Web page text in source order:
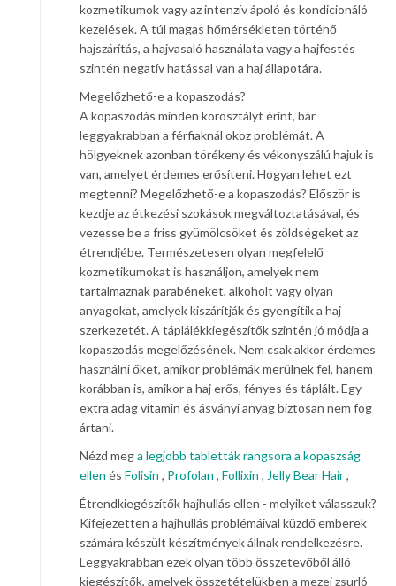
kozmetikumok vagy az intenzív ápoló és kondicionáló
kezelések. A túl magas hőmérsékleten történő
hajszárítás, a hajvasaló használata vagy a hajfestés
szintén negatív hatással van a haj állapotára.
Megelőzhető-e a kopaszodás?
A kopaszodás minden korosztályt érint, bár
leggyakrabban a férfiaknál okoz problémát. A
hölgyeknek azonban törékeny és vékonyszálú hajuk is
van, amelyet érdemes erősíteni. Hogyan lehet ezt
megtenni? Megelőzhető-e a kopaszodás? Először is
kezdje az étkezési szokások megváltoztatásával, és
vezesse be a friss gyümölcsöket és zöldségeket az
étrendjébe. Természetesen olyan megfelelő
kozmetikumokat is használjon, amelyek nem
tartalmaznak parabéneket, alkoholt vagy olyan
anyagokat, amelyek kiszárítják és gyengítik a haj
szerkezetét. A táplálékkiegészítők szintén jó módja a
kopaszodás megelőzésének. Nem csak akkor érdemes
használni őket, amikor problémák merülnek fel, hanem
korábban is, amikor a haj erős, fényes és táplált. Egy
extra adag vitamin és ásványi anyag biztosan nem fog
ártani.
Nézd mega legjobb tabletták rangsora a kopaszság
ellen és Folisin , Profolan , Follixin , Jelly Bear Hair,
Étrendkiegészítők hajhullás ellen - melyiket válasszuk?
Kifejezetten a hajhullás problémáival küzdő emberek
számára készült készítmények állnak rendelkezésre.
Leggyakrabban ezek olyan több összetevőből álló
kiegészítők, amelyek összetételükben a mezei zsurló